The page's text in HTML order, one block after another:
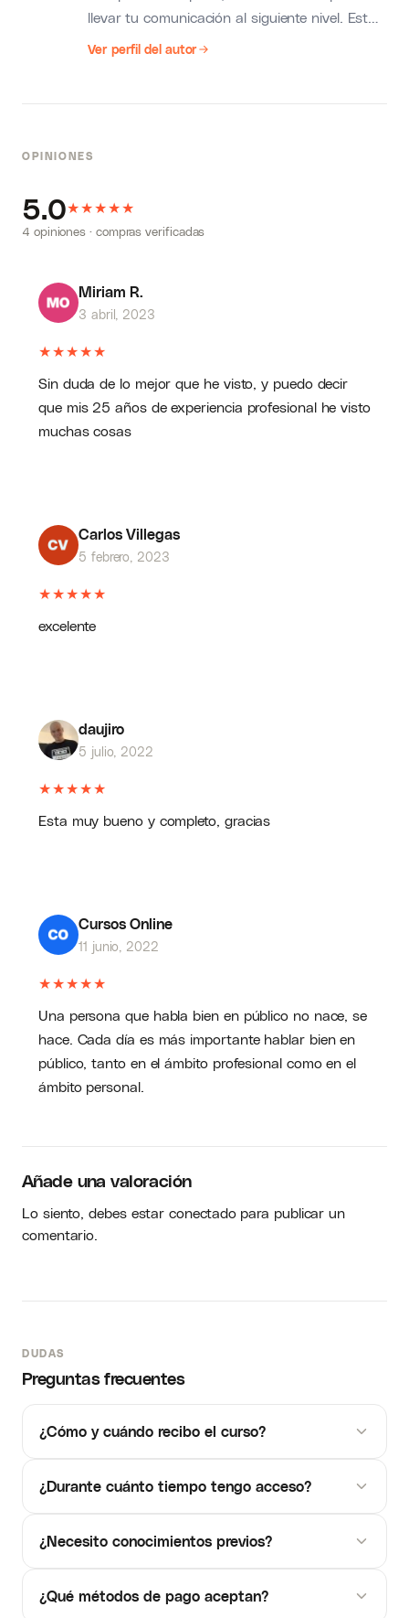
llevar tu comunicación al siguiente nivel. Esta
clase magistral está diseñada para dilapidar
Ver perfil del autor
OPINIONES
5.0★★★★★
4 opiniones · compras verificadas
Miriam R.
3 abril, 2023
★★★★★
Sin duda de lo mejor que he visto, y puedo decir
que mis 25 años de experiencia profesional he visto
muchas cosas
Carlos Villegas
5 febrero, 2023
★★★★★
excelente
daujiro
5 julio, 2022
★★★★★
Esta muy bueno y completo, gracias
Cursos Online
11 junio, 2022
★★★★★
Una persona que habla bien en público no nace, se
hace. Cada día es más importante hablar bien en
público, tanto en el ámbito profesional como en el
ámbito personal.
Añade una valoración
Lo siento, debes estarconectadopara publicar un
comentario.
DUDAS
Preguntas frecuentes
¿Cómo y cuándo recibo el curso?
¿Durante cuánto tiempo tengo acceso?
¿Necesito conocimientos previos?
¿Qué métodos de pago aceptan?